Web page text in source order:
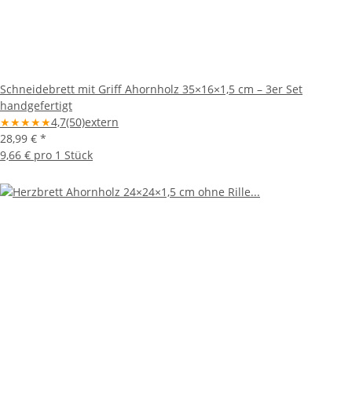
Schneidebrett mit Griff Ahornholz 35×16×1,5 cm – 3er Set
handgefertigt
★★★★★4,7(50)extern
28,99 € *
9,66 € pro 1 Stück